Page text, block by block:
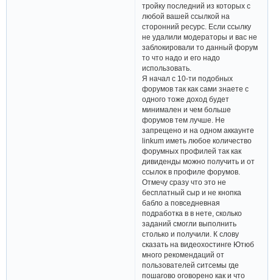
тройку последний из которых с
любой вашей ссылкой на
сторонний ресурс. Если ссылку
не удалили модераторы и вас не
заблокировали то данный форум
то что надо и его надо
использовать.
Я начал с 10-ти подобных
форумов так как сами знаете с
одного тоже доход будет
минимален и чем больше
форумов тем лучше. Не
запрещено и на одном аккаунте
linkum иметь любое количество
форумных профилей так как
дивиденды можно получить и от
ссылок в профиле форумов.
Отмечу сразу что это не
бесплатный сыр и не кнопка
бабло а повседневная
подработка в в нете, сколько
заданий смогли выполнить
столько и получили. К слову
сказать на видеохостинге Ютюб
много рекомендаций от
пользователей ситсемы где
пошагово оговорено как и что